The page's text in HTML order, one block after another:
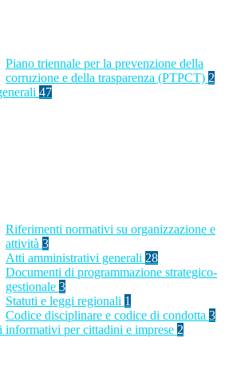
Piano triennale per la prevenzione della
corruzione e della trasparenza (PTPCT) 2
47
Riferimenti normativi su organizzazione e
attività 3
Atti amministrativi generali 28
Documenti di programmazione strategico-
gestionale 3
Statuti e leggi regionali 1
Codice disciplinare e codice di condotta 3
informativi per cittadini e imprese 2